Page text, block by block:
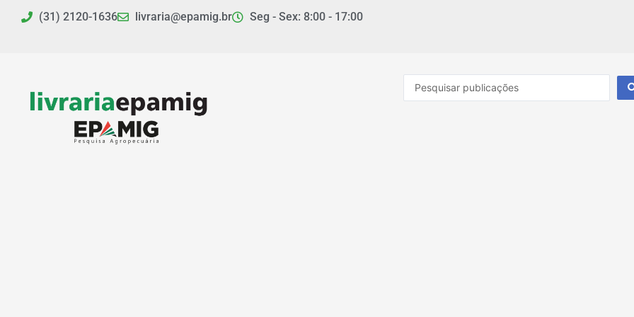
(31) 2120-1636 livraria@epamig.br Seg - Sex: 8:00 - 17:00
Pesquisar
...